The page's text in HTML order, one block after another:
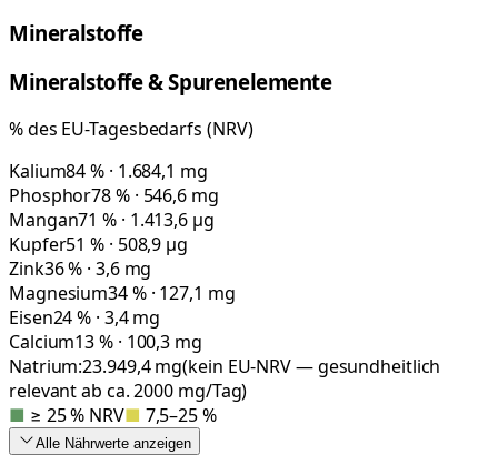
Mineralstoffe
Mineralstoffe & Spurenelemente
% des EU-Tagesbedarfs (NRV)
Kalium84 % · 1.684,1 mg
Phosphor78 % · 546,6 mg
Mangan71 % · 1.413,6 µg
Kupfer51 % · 508,9 µg
Zink36 % · 3,6 mg
Magnesium34 % · 127,1 mg
Eisen24 % · 3,4 mg
Calcium13 % · 100,3 mg
Natrium:23.949,4mg(kein EU-NRV — gesundheitlich
relevant ab ca. 2000 mg/Tag)
■ ≥ 25 % NRV■ 7,5–25 %
Alle Nährwerte anzeigen